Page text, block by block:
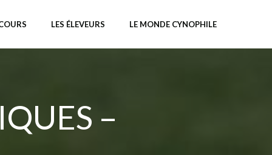
LES ÉLEVEURS LE MONDE CYNOPHILE
–